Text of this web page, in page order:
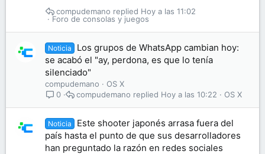
Foro de consolas y juegos
Hoy a las 11:02
compudemano
Noticia
Los grupos de WhatsApp cambian hoy:
se acabó el "ay, perdona, es que lo tenía
silenciado"
compudemano
OS X
0
OS X
Hoy a las 10:22
compudemano
Noticia
Este shooter japonés arrasa fuera del
país hasta el punto de que sus desarrolladores
han preguntado la razón en redes sociales